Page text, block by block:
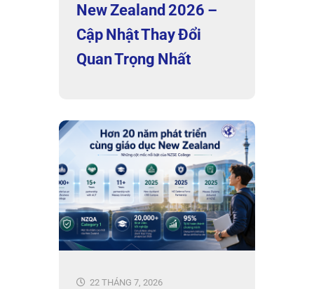
New Zealand 2026 –
Cập Nhật Thay Đổi
Quan Trọng Nhất
22 THÁNG 7, 2026